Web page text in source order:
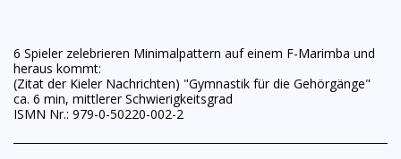
6 Spieler zelebrieren Minimalpattern auf einem F-Marimba und
heraus kommt:
(Zitat der Kieler Nachrichten) "Gymnastik für die Gehörgänge"
ca. 6 min, mittlerer Schwierigkeitsgrad
ISMN Nr.: 979-0-50220-002-2